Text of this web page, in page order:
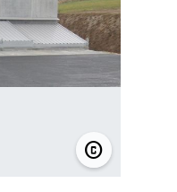
copyright
©